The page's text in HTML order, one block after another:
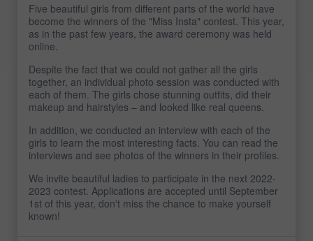
Five beautiful girls from different parts of the world have
become the winners of the "Miss Insta" contest. This year,
as in the past few years, the award ceremony was held
online.
Despite the fact that we could not gather all the girls
together, an individual photo session was conducted with
each of them. The girls chose stunning outfits, did their
makeup and hairstyles – and looked like real queens.
In addition, we conducted an interview with each of the
girls to learn the most interesting facts. You can read the
interviews and see photos of the winners in their profiles.
We invite beautiful ladies to participate in the next 2022-
2023 contest. Applications are accepted until September
1st of this year, don't miss the chance to make yourself
known!